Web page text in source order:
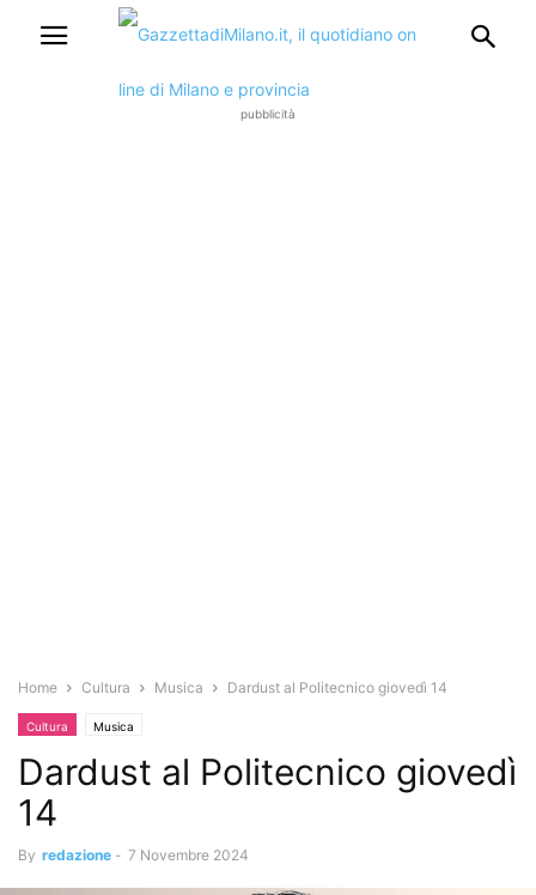
pubblicità
Home Cultura Musica Dardust al Politecnico giovedì 14
Cultura Musica
Dardust al Politecnico giovedì
14
By redazione - 7 Novembre 2024